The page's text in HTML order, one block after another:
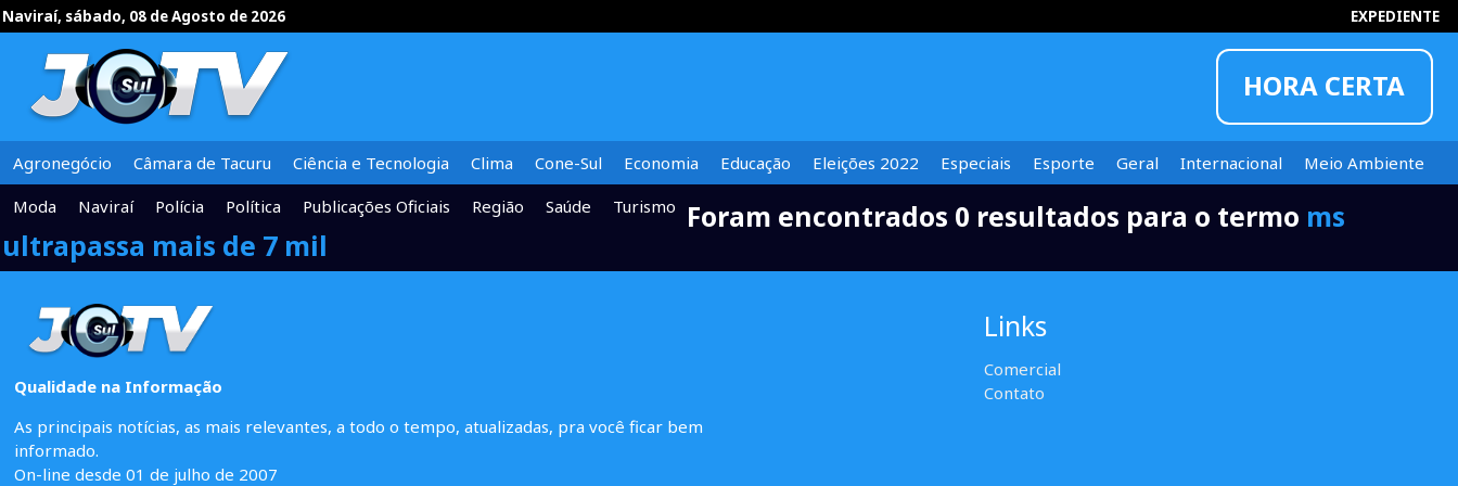
Naviraí, sábado, 08 de Agosto de 2026 EXPEDIENTE
HORA CERTA
INFORMOU
Agronegócio Câmara de Tacuru Ciência e Tecnologia Clima Cone-Sul Economia Educação Eleições 2022 Especiais Esporte Geral Internacional
Meio Ambiente
Moda
Naviraí Polícia Política Publicações Oficiais Região Saúde Turismo Foram encontrados 0 resultados para o termo ms
ultrapassa mais de 7 mil
Qualidade na Informação
As principais notícias, as mais relevantes, a todo o tempo, atualizadas, pra você ficar bem
informado.
On-line desde 01 de julho de 2007
Links
Comercial
Contato